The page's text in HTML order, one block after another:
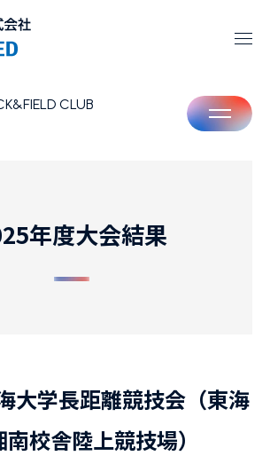
CLUB
年度大会結果
大学長距離競技会（東海
校舎陸上競技場）